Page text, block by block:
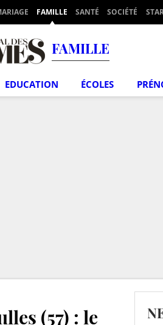
FAMILLE SANTÉ SOCIÉTÉ
FAMILLE
EDUCATION ÉCOLES
(57) : le